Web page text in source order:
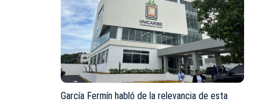
García Fermín habló de la relevancia de esta